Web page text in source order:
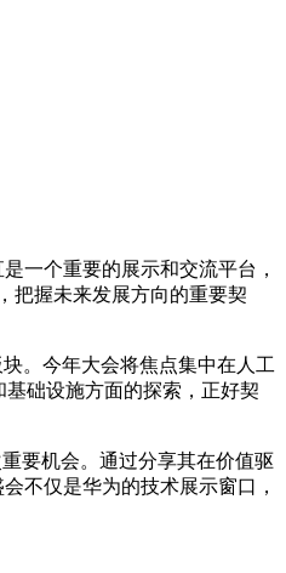
一个重要的展示和交流平台，
把握未来发展方向的重要契
块。今年大会将焦点集中在人工
础设施方面的探索，正好契
要机会。通过分享其在价值驱
不仅是华为的技术展示窗口，